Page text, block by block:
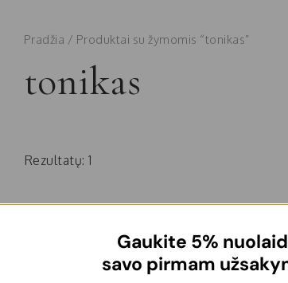
Pradžia / Produktai su žymomis “tonikas”
tonikas
Rezultatų: 1
Gaukite 5%
savo pirmam